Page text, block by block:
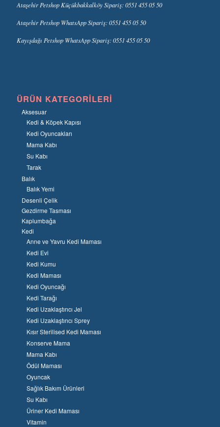
Ataşehir Petshop Küçükbakkalköy Sipariş: 0551 455 05 50
Ataşehir Petshop WhatsApp Sipariş: 0551 455 05 50
Kayışdağı Petshop WhatsApp Sipariş: 0551 455 05 50
ÜRÜN KATEGORILERI
Aksesuar
Kedi & Köpek Kapısı
Kedi Oyuncakları
Mama Kabı
Su Kabı
Tarak
Balık
Balık Yemi
Desenli Çelik
Gezdirme Tasması
Kaplumbağa
Kedi
Anne ve Yavru Kedi Maması
Kedi Evi
Kedi Kumu
Kedi Maması
Kedi Oyuncağı
Kedi Tarağı
Kedi Uzaklaştırıcı Jel
Kedi Uzaklaştırıcı Sprey
Kısır Sterilised Kedi Maması
Konserve Mama
Mama Kabı
Ödül Maması
Oyuncak
Sağlık Bakım Ürünleri
Su Kabı
Üriner Kedi Maması
Vitamin